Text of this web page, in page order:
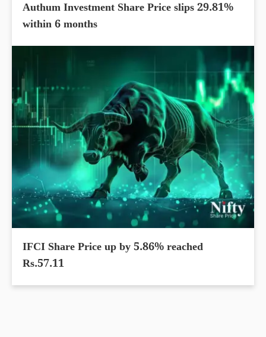
Authum Investment Share Price slips 29.81%
within 6 months
IFCI Share Price up by 5.86% reached
Rs.57.11